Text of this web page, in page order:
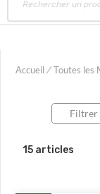
Accueil Toutes les
Filtrer
15 articles